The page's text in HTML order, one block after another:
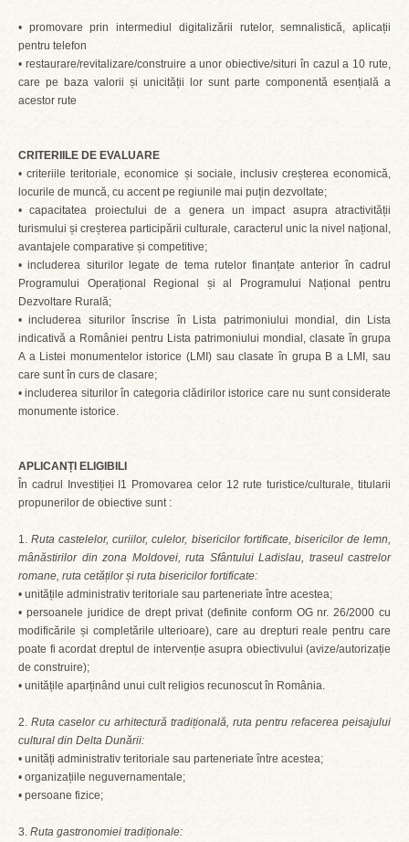
• promovare prin intermediul digitalizării rutelor, semnalistică, aplicații
pentru telefon
• restaurare/revitalizare/construire a unor obiective/situri în cazul a 10 rute,
care pe baza valorii și unicității lor sunt parte componentă esențială a
acestor rute
CRITERIILE DE EVALUARE
• criteriile teritoriale, economice și sociale, inclusiv creșterea economică,
locurile de muncă, cu accent pe regiunile mai puțin dezvoltate;
• capacitatea proiectului de a genera un impact asupra atractivității
turismului și creșterea participării culturale, caracterul unic la nivel național,
avantajele comparative și competitive;
• includerea siturilor legate de tema rutelor finanțate anterior în cadrul
Programului Operațional Regional și al Programului Național pentru
Dezvoltare Rurală;
• includerea siturilor înscrise în Lista patrimoniului mondial, din Lista
indicativă a României pentru Lista patrimoniului mondial, clasate în grupa
A a Listei monumentelor istorice (LMI) sau clasate în grupa B a LMI, sau
care sunt în curs de clasare;
• includerea siturilor în categoria clădirilor istorice care nu sunt considerate
monumente istorice.
APLICANȚI ELIGIBILI
În cadrul Investiției I1 Promovarea celor 12 rute turistice/culturale, titularii
propunerilor de obiective sunt :
1.Ruta castelelor, curiilor, culelor, bisericilor fortificate, bisericilor de lemn,
mânăstirilor din zona Moldovei, ruta Sfântului Ladislau, traseul castrelor
romane, ruta cetăților și ruta bisericilor fortificate:
• unitățile administrativ teritoriale sau parteneriate între acestea;
• persoanele juridice de drept privat (definite conform OG nr. 26/2000 cu
modificările și completările ulterioare), care au drepturi reale pentru care
poate fi acordat dreptul de intervenție asupra obiectivului (avize/autorizație
de construire);
• unitățile aparținând unui cult religios recunoscut în România.
2. Ruta caselor cu arhitectură tradițională, ruta pentru refacerea peisajului
cultural din Delta Dunării:
• unități administrativ teritoriale sau parteneriate între acestea;
• organizațiile neguvernamentale;
• persoane fizice;
3. Ruta gastronomiei tradiționale: